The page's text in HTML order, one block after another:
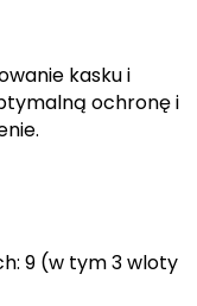
kasku i
ochronę i
9 (w tym 3 wloty